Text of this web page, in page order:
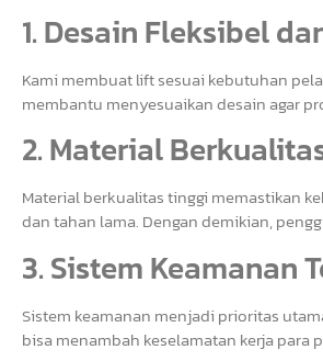
1. Desain Fleksibel
Kami membuat lift sesuai kebutuhan
membantu menyesuaikan desain agar
2. Material
Material berkualitas tinggi memastikan
dan tahan lama. Dengan demikian,
3. Sistem Keamanan
Sistem keamanan menjadi prioritas
bisa menambah keselamatan kerja para